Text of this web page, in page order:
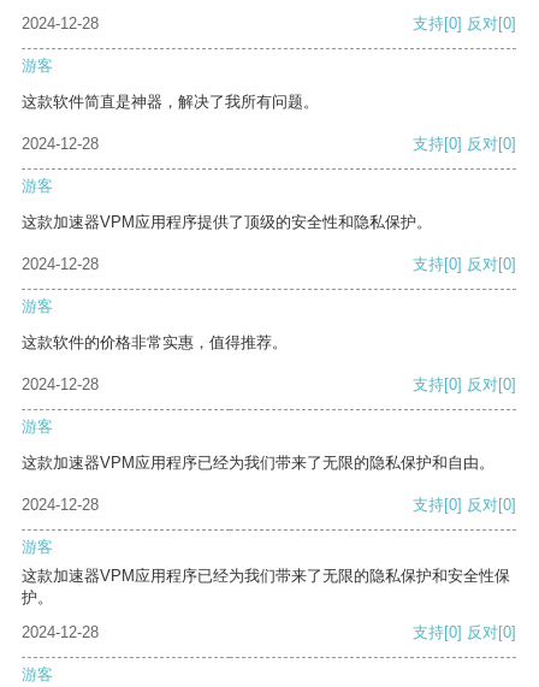
2024-12-28
支持[0] 反对[0]
游客
这款软件简直是神器，解决了我所有问题。
2024-12-28 支持[0] 反对[0]
游客
这款加速器VPM应用程序提供了顶级的安全性和隐私保护。
2024-12-28 支持[0] 反对[0]
游客
这款软件的价格非常实惠，值得推荐。
2024-12-28 支持[0] 反对[0]
游客
这款加速器VPM应用程序已经为我们带来了无限的隐私保护和自由。
2024-12-28 支持[0] 反对[0]
游客
这款加速器VPM应用程序已经为我们带来了无限的隐私保护和安全性保
护。
2024-12-28
支持[0] 反对[0]
游客